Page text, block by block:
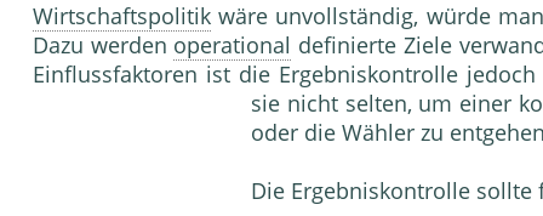
Wirtschaftspolitik wäre unvollständig, würde
Dazu werden operational definierte Ziele
Einflussfaktoren ist die Ergebniskontrolle
sie nicht selten, um einer
oder die Wähler zu
Die Ergebniskontrolle